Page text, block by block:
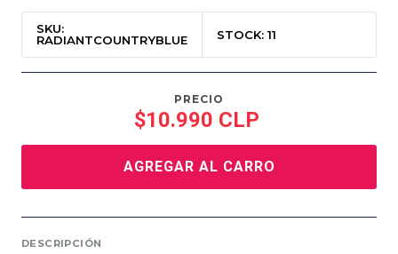
SKU:
RADIANTCOUNTRYBLUE
STOCK: 11
PRECIO
$10.990 CLP
AGREGAR AL CARRO
DESCRIPCIÓN